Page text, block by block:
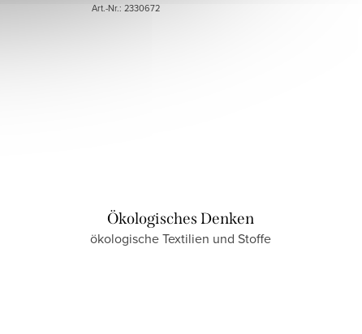
Art.-Nr.: 2330672
Ökologisches Denken
ökologische Textilien und Stoffe